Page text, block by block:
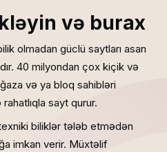
və burax
olmadan güclü saytları asan
40 milyondan çox kiçik və
və ya bloq sahibləri
sayt qurur.
biliklər tələb etmədən
imkan verir. Müxtəlif